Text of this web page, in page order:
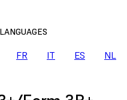
FR IT ES NL